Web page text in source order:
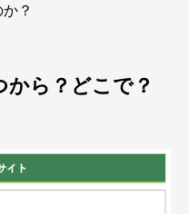
？
ら？どこで？